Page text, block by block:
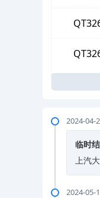
2024-04-
临时
上汽
2024-05-